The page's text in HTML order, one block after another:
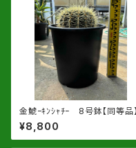
金鯱ｰｷﾝｼｬﾁｰ 8号鉢【同等品】
¥8,800